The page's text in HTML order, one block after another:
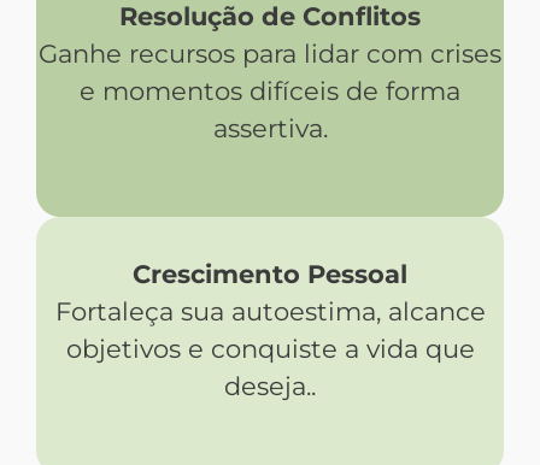
Resolução de Conflitos
Ganhe recursos para lidar com crises
e momentos difíceis de forma
assertiva.
Crescimento Pessoal
Fortaleça sua autoestima, alcance
objetivos e conquiste a vida que
deseja..